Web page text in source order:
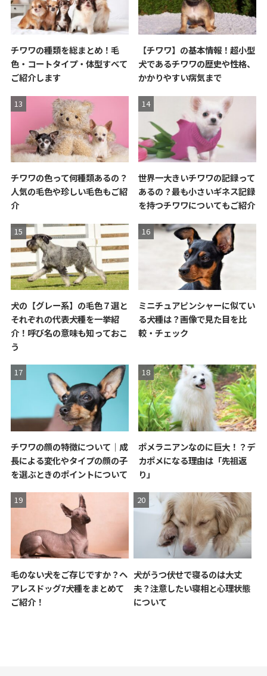
チワワの種類を総まとめ！毛
色・コートタイプ・体型すべて
ご紹介します
【チワワ】の基本情報！超小型
犬であるチワワの歴史や性格、
かかりやすい病気まで
チワワの色って何種類あるの？
人気の毛色や珍しい毛色もご紹
介
世界一大きいチワワの記録って
あるの？最も小さいギネス記録
を持つチワワについてもご紹介
犬の【グレー系】の毛色７選と
それぞれの代表犬種を一挙紹
介！呼び名の意味も知っておこ
う
ミニチュアピンシャーに似てい
る犬種は？画像で見た目を比
較・チェック
チワワの顔の特徴について｜成
長による変化やタイプの顔の子
を選ぶときのポイントについて
ポメラニアンなのに巨大！？デ
カポメになる理由は「先祖返
り」
毛のない犬をご存じですか？ヘ
アレスドッグ7犬種をまとめて
ご紹介！
犬がうつ伏せで寝るのは大丈
夫？注意したい寝相と心理状態
について